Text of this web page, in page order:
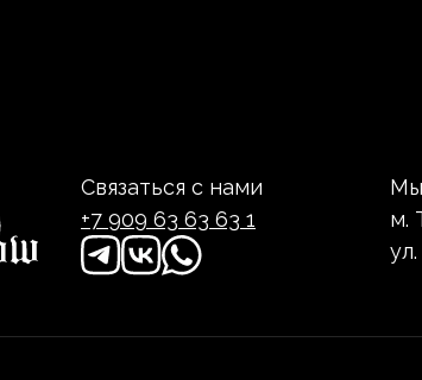
Связаться с нами
+7 909 63 63 63 1
Мы
м.